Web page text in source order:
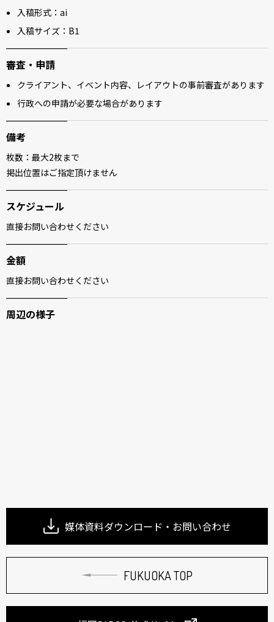
入稿形式：ai
入稿サイズ：B1
審査・申請
クライアント、イベント内容、レイアウトの事前審査があります
行政への申請が必要な場合があります
備考
枚数：最大2枚まで
掲出位置はご指定頂けません
スケジュール
直接お問い合わせください
金額
直接お問い合わせください
周辺の様子
媒体資料ダウンロード・お問い合わせ
FUKUOKA TOP